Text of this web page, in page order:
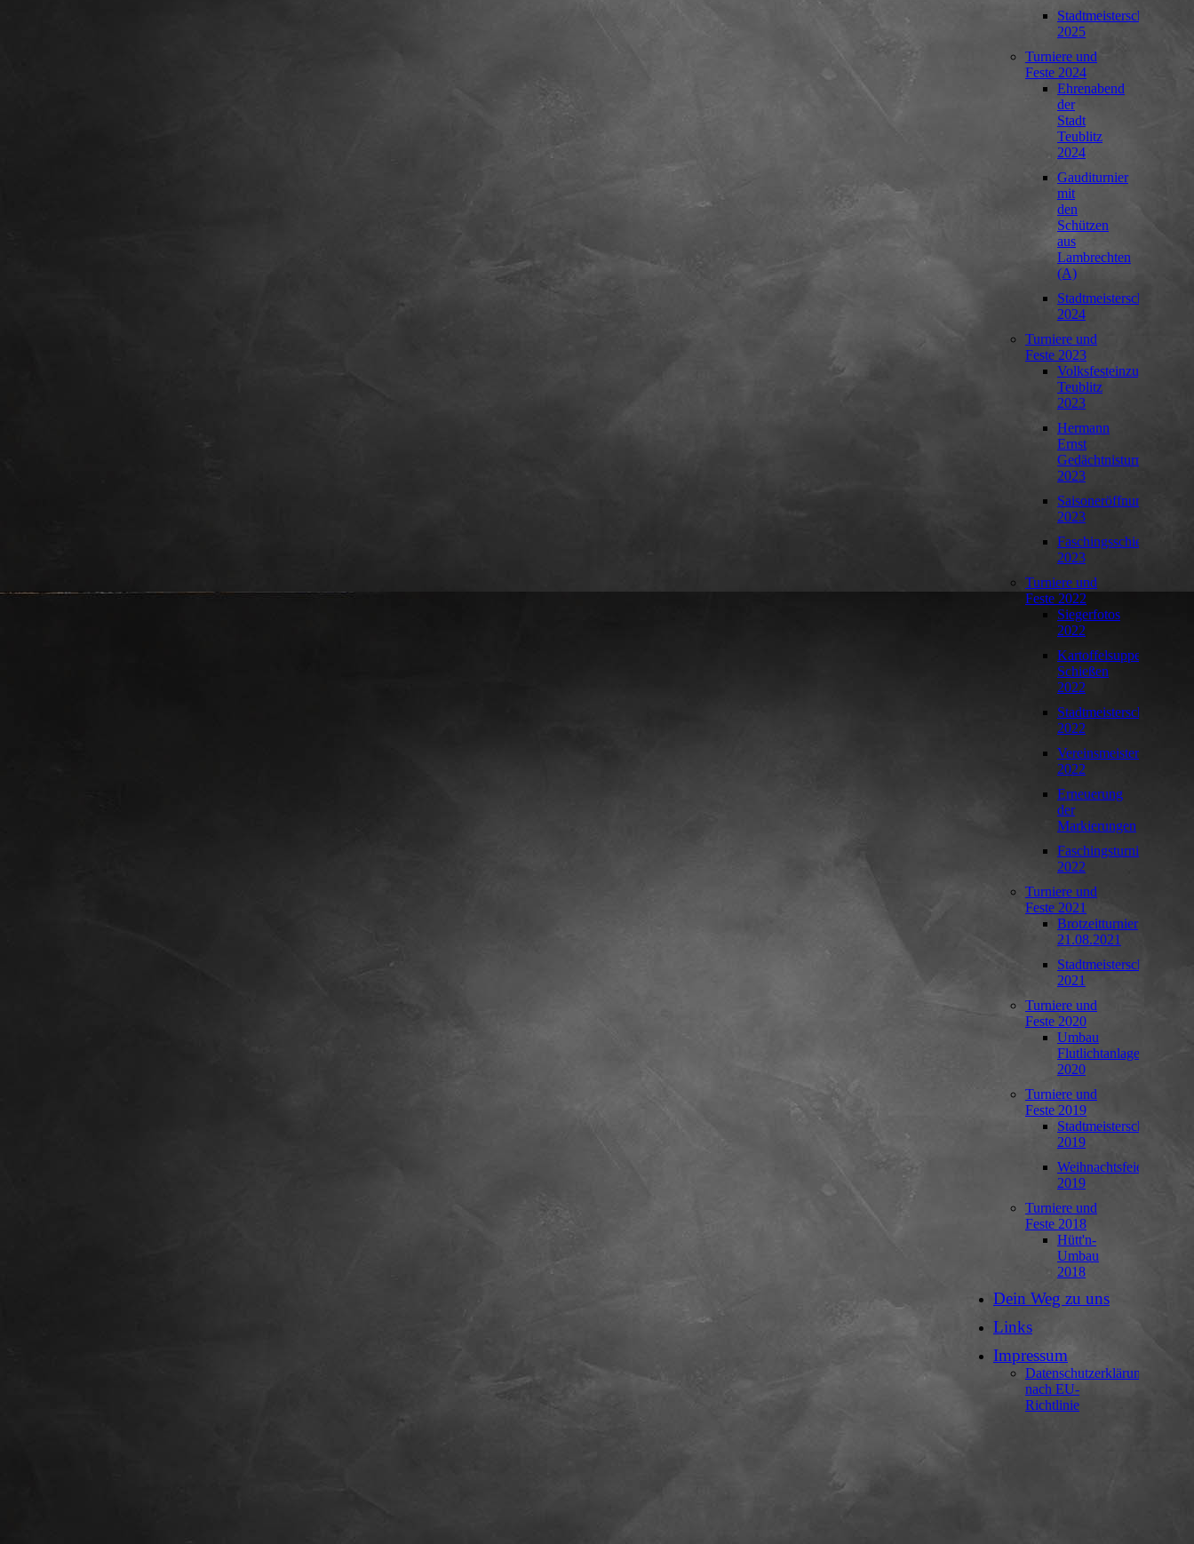
Stadtmeisterschaft
2025
Turniere und
Feste 2024
Ehrenabend
der
Stadt
Teublitz
2024
Gauditurnier
mit
den
Schützen
aus
Lambrechten
(A)
Stadtmeisterschaft
2024
Turniere und
Feste 2023
Volksfesteinzug
Teublitz
2023
Hermann
Ernst
Gedächtnisturnier
2023
Saisoneröffnung
2023
Faschingsschießen
2023
Turniere und
Feste 2022
Siegerfotos
2022
Kartoffelsuppen-
Schießen
2022
Stadtmeisterschaft
2022
Vereinsmeisterschaft
2022
Erneuerung
der
Markierungen
Faschingsturnier
2022
Turniere und
Feste 2021
Brotzeitturnier
21.08.2021
Stadtmeisterschaft
2021
Turniere und
Feste 2020
Umbau
Flutlichtanlage
2020
Turniere und
Feste 2019
Stadtmeisterschaft
2019
Weihnachtsfeier
2019
Turniere und
Feste 2018
Hütt'n-
Umbau
2018
Dein Weg zu uns
Links
Impressum
Datenschutzerklärung
nach EU-
Richtlinie